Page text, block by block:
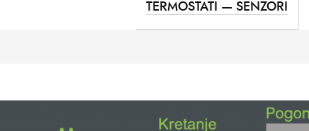
TERMOSTATI — SENZORI